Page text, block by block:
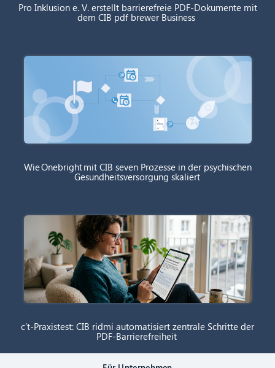
Pro Inklusion e. V. erstellt barrierefreie PDF-Dokumente mit
dem CIB pdf brewer Business
Wie Onebright mit CIB seven Prozesse in der psychischen
Gesundheitsversorgung skaliert
c’t-Praxistest: CIB ridmi automatisiert zentrale Schritte der
PDF-Barrierefreiheit